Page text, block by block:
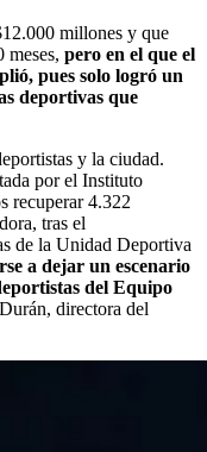
millones y que
meses, pero en el que el
pues solo logró un
deportivas que
y la ciudad.
por el Instituto
recuperar 4.322
tras el
de la Unidad Deportiva
a dejar un escenario
del Equipo
directora del